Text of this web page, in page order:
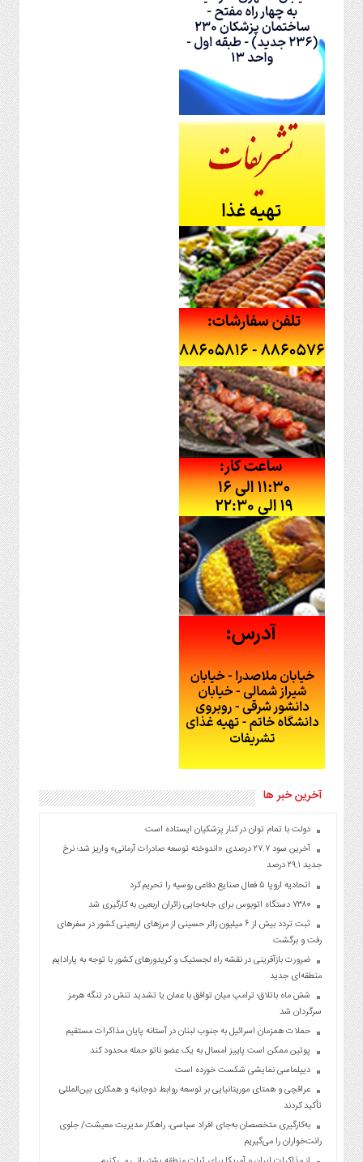
آخرین خبر ها
دولت با تمام توان در کنار پزشکیان ایستاده است
آخرین سود ۲۷.۷ درصدی «اندوخته توسعه صادرات آرمانی» واریز شد؛ نرخ
جدید ۲۹.۱ درصد
اتحادیه اروپا ۵ فعال صنایع دفاعی روسیه را تحریم کرد
۷۳۸۰ دستگاه اتوبوس برای جابه‌جایی زائران اربعین به‌ کارگیری شد
ثبت تردد بیش از ۶ میلیون زائر حسینی از مرزهای اربعینی کشور در سفرهای
رفت و برگشت
ضرورت بازآفرینی در نقشه راه لجستیک و کریدورهای کشور با توجه به پارادایم
منطقه‌ای جدید
شش ماه باتلاق؛ ترامپ میان توافق با عمان یا تشدید تنش در تنگه هرمز
سرگردان شد
حملات همزمان اسرائیل به جنوب لبنان در آستانه پایان مذاکرات مستقیم
پوتین ممکن است پاییز امسال به یک عضو ناتو حمله محدود کند
دیپلماسی نمایشی شکست خورده است
عراقچی و همتای موریتانیایی بر توسعه روابط دوجانبه و همکاری بین‌المللی
تأکید کردند
به‌کارگیری متخصصان به‌جای افراد سیاسی، راهکار مدیریت معیشت/ جلوی
رانت‌خواران را می‌گیریم